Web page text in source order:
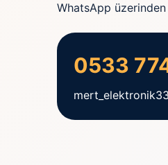
WhatsApp üzerinden
0533